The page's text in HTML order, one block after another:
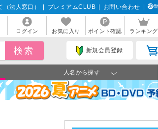
法人窓口） プレミアムCLUB お問い合わせ
ログイン お気に入り ポイント確認 ランキング
新規会員登録
人名から探す